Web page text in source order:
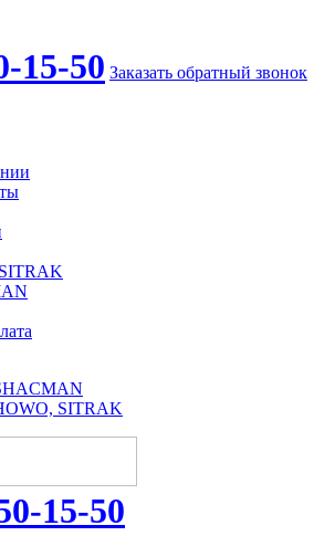
15-50 Заказать обратный звонок
SITRAK
15-50